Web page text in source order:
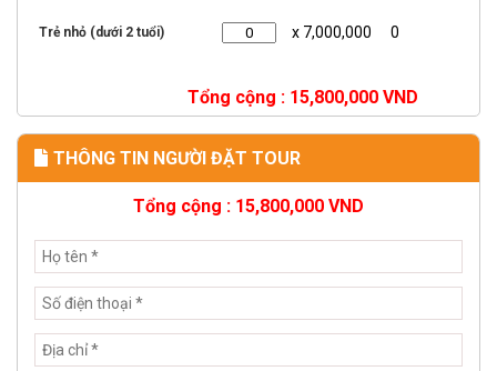
Trẻ nhỏ (dưới 2 tuổi) x 7,000,000 0
Tổng cộng : 15,800,000 VND
THÔNG TIN NGƯỜI ĐẶT TOUR
Tổng cộng : 15,800,000 VND